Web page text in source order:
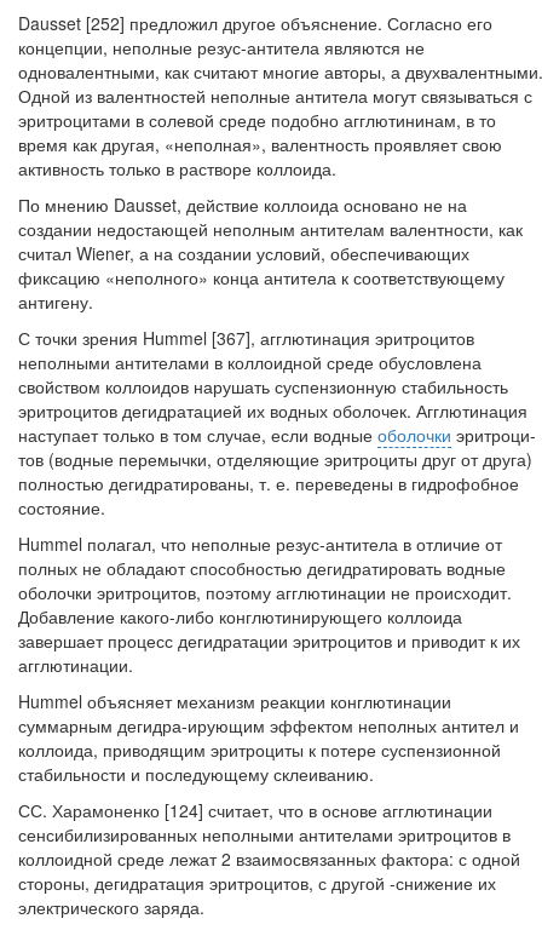
Dausset [252] предложил другое объяснение. Согласно его
концепции, непол­ные резус-антитела являются не
одновалентными, как считают многие авторы, а двухвалентными.
Одной из валентностей неполные антитела могут связывать­ся с
эритроцитами в солевой среде подобно агглютининам, в то
время как дру­гая, «неполная», валентность проявляет свою
активность только в растворе кол­лоида.
По мнению Dausset, действие коллоида основано не на
создании недостаю­щей неполным антителам валентности, как
считал Wiener, а на создании усло­вий, обеспечивающих
фиксацию «неполного» конца антитела к соответствую­щему
антигену.
С точки зрения Hummel [367], агглютинация эритроцитов
неполными ан­тителами в коллоидной среде обусловлена
свойством коллоидов нарушать су­спензионную стабильность
эритроцитов дегидратацией их водных оболочек. Агглютинация
наступает только в том случае, если водные оболочки эритроци­
тов (водные перемычки, отделяющие эритроциты друг от друга)
полностью де­гидратированы, т. е. переведены в гидрофобное
состояние.
Hummel полагал, что неполные резус-антитела в отличие от
полных не об­ладают способностью дегидратировать водные
оболочки эритроцитов, поэто­му агглютинации не происходит.
Добавление какого-либо конглютинирующего коллоида
завершает процесс дегидратации эритроцитов и приводит к их
агглю­тинации.
Hummel объясняет механизм реакции конглютинации
суммарным дегидра-ирующим эффектом неполных антител и
коллоида, приводящим эритроциты к потере суспензионной
стабильности и последующему склеиванию.
СС. Харамоненко [124] считает, что в основе агглютинации
сенсибилизиро­ванных неполными антителами эритроцитов в
коллоидной среде лежат 2 взаи­мосвязанных фактора: с одной
стороны, дегидратация эритроцитов, с другой -снижение их
электрического заряда.